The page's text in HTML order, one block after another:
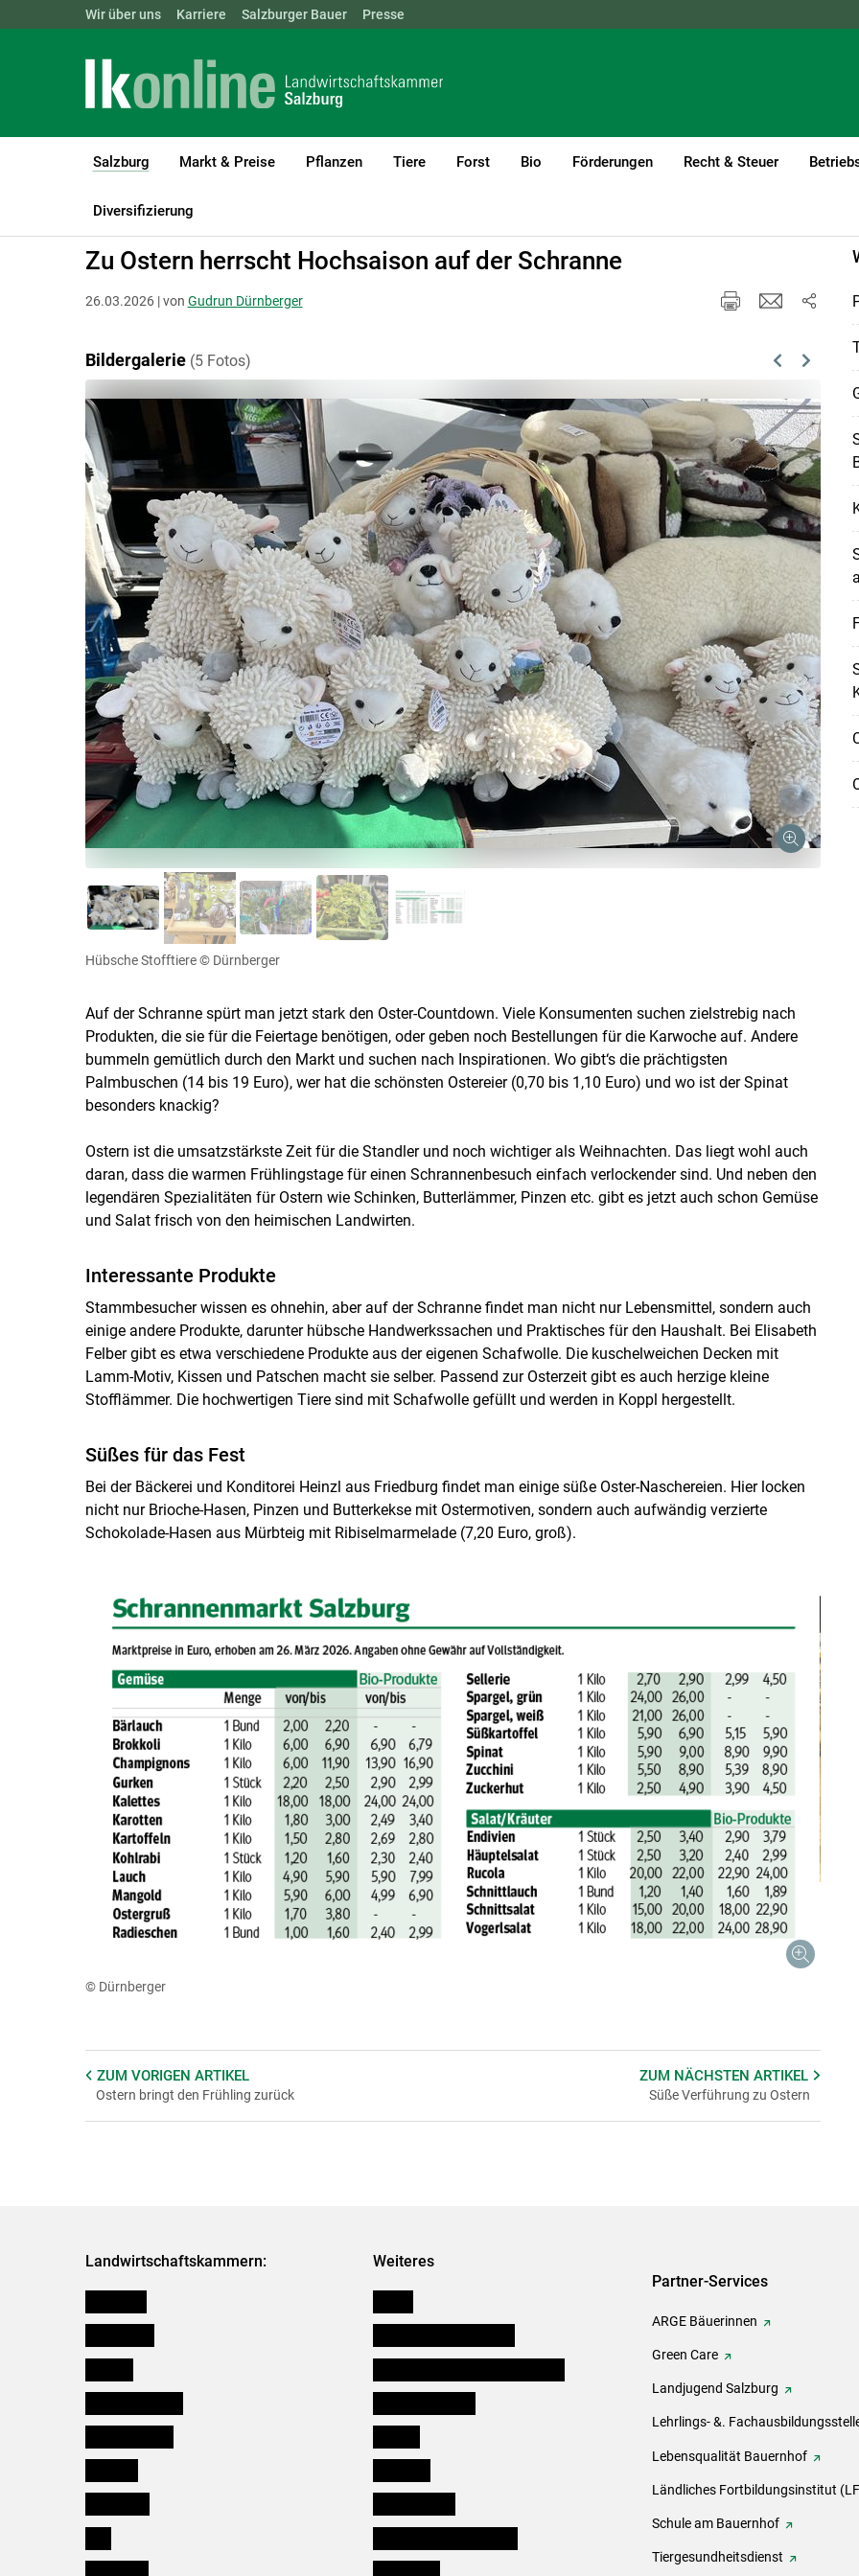
Skip to main content
Landwirtschaftskammern: ÖSTERREICH BGLD KTN
Wir über uns Karriere Salzburger Bauer Presse
Salzburg
(current)1
Markt & Preise Pflanzen Tiere Forst Bio Förderungen Recht & Steuer
Diversifizierung
LK Salzburg Salzburg
Zu Ostern herrscht Hochsaison auf der Schranne
26.03.2026 | von Gudrun Dürnberger
Bildergalerie (5 Fotos) Previous
Next
Hübsche Stofftiere© Dürnberger
Auf der Schranne spürt man jetzt stark den Oster-Countdown. Viele Konsumenten suchen zielstrebig nach
Produkten, die sie für die Feiertage benötigen, oder geben noch Bestellungen für die Karwoche auf. Andere
bummeln gemütlich durch den Markt und suchen nach Inspirationen. Wo gibt‘s die prächtigsten
Palmbuschen (14 bis 19 Euro), wer hat die schönsten Ostereier (0,70 bis 1,10 Euro) und wo ist der Spinat
besonders knackig?
Ostern ist die umsatzstärkste Zeit für die Standler und noch wichtiger als Weihnachten. Das liegt wohl auch
daran, dass die warmen Frühlingstage für einen Schrannenbesuch einfach verlockender sind. Und neben den
legendären Spezialitäten für Ostern wie Schinken, Butterlämmer, Pinzen etc. gibt es jetzt auch schon Gemüse
und Salat frisch von den heimischen Landwirten.
Interessante Produkte
Stammbesucher wissen es ohnehin, aber auf der Schranne findet man nicht nur Lebensmittel, sondern auch
einige andere Produkte, darunter hübsche Handwerkssachen und Praktisches für den Haushalt. Bei Elisabeth
Felber gibt es etwa verschiedene Produkte aus der eigenen Schafwolle. Die kuschelweichen Decken mit
Lamm-Motiv, Kissen und Patschen macht sie selber. Passend zur Osterzeit gibt es auch herzige kleine
Stofflämmer. Die hochwertigen Tiere sind mit Schafwolle gefüllt und werden in Koppl hergestellt.
Süßes für das Fest
Bei der Bäckerei und Konditorei Heinzl aus Friedburg findet man einige süße Oster-Naschereien. Hier locken
nicht nur Brioche-Hasen, Pinzen und Butterkekse mit Ostermotiven, sondern auch aufwändig verzierte
Schokolade-Hasen aus Mürbteig mit Ribiselmarmelade (7,20 Euro, groß).
© Dürnberger
ZUM VORIGEN ARTIKEL
Ostern bringt den Frühling zurück
ZUM NÄCHSTENARTIKEL
Süße Verführung zu Ostern
Landwirtschaftskammern: Weiteres
Partner-Services
ARGE Bäuerinnen
Green Care
Landjugend Salzburg
Lehrlings- &.
Lebensqualität Bauernhof
Ländliches Fortbildungsinstitut
Schule am Bauernhof
Tiergesundheitsdienst